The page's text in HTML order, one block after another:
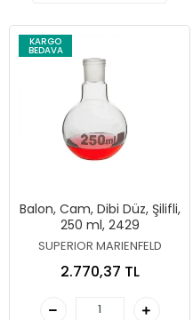
KARGO
BEDAVA
Balon, Cam, Dibi Düz, Şilifli,
250 ml, 2429
SUPERIOR MARIENFELD
2.770,37 TL